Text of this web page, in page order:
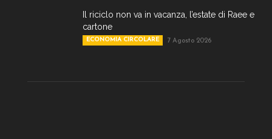
Il riciclo non va in vacanza, l’estate di Raee e
cartone
ECONOMIA CIRCOLARE 7 Agosto 2026